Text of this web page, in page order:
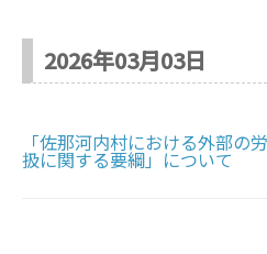
2026年03月03日
「佐那河内村における外部の
扱に関する要綱」について